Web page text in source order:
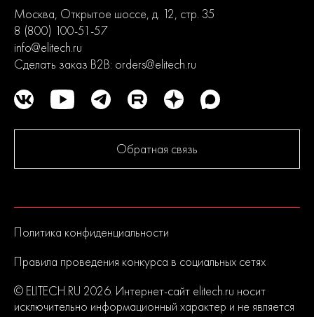
Москва, Открытое шоссе, д. 12, стр. 35
8 (800) 100-51-57
info@elitech.ru
Сделать заказ B2B: orders@elitech.ru
Обратная связь
Политика конфиденциальности
Правила проведения конкурса в социальных сетях
© ELITECH.RU 2026. Интернет-сайт elitech.ru носит
исключительно информационный характер и не является